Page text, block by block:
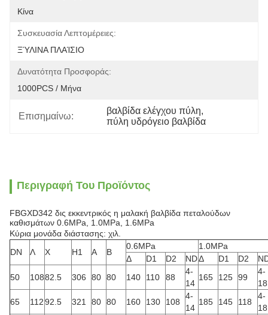
Κίνα
Συσκευασία Λεπτομέρειες:
ΞΎΛΙΝΑ ΠΛΑΊΣΙΟ
Δυνατότητα Προσφοράς:
1000PCS / Μήνα
Επισημαίνω:
βαλβίδα ελέγχου πύλη,
πύλη υδρόγειο βαλβίδα
Περιγραφή Του Προϊόντος
FBGXD342 δις εκκεντρικός η μαλακή βαλβίδα πεταλούδων
καθισμάτων 0.6MPa, 1.0MPa, 1.6MPa
Κύρια μονάδα διάστασης: χιλ.
DN
Λ Χ H1 Α Β
0.6MPa
1.0MPa
Δ
D1 D2 NDΔ D1 D2
50
10882.5 306 80 80 140 110 88
4-
14
165 125 99
4-
18
65
11292.5 321 80 80 160 130 108
4-
14
185 145 118
4-
18